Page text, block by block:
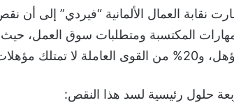
نقابة العمال الألمانية “فيردي” إلى أن
أو تعليمًا عاليًا.
حلول رئيسية لسد هذا النقص: